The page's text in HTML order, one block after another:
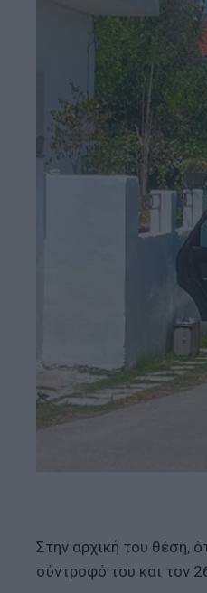
Στην αρχική του θέση,
σύντροφό του και τον